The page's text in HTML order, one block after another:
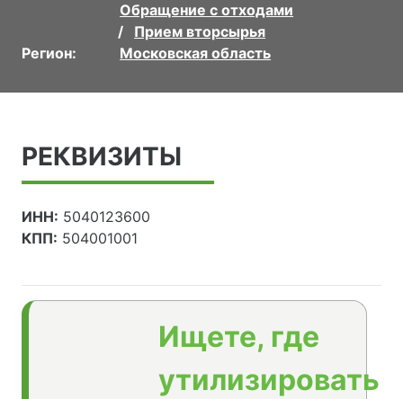
Обращение с отходами
Прием вторсырья
Регион:
Московская область
РЕКВИЗИТЫ
ИНН: 5040123600
КПП: 504001001
Ищете, где
утилизировать